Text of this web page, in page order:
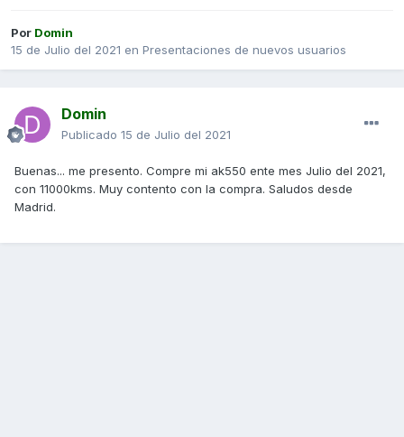
Por Domin
15 de Julio del 2021 en Presentaciones de nuevos usuarios
Domin
Publicado 15 de Julio del 2021
Buenas... me presento. Compre mi ak550 ente mes Julio del 2021,
con 11000kms. Muy contento con la compra. Saludos desde
Madrid.